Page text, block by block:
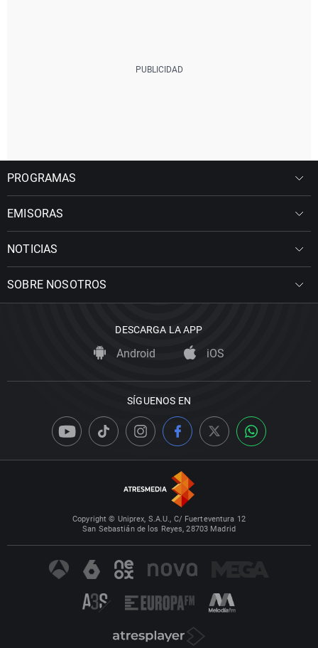
PROGRAMAS
EMISORAS
NOTICIAS
SOBRE NOSOTROS
DESCARGA LA APP
Android iOS
SÍGUENOS EN
Copyright © Uniprex, S.A.U., C/ Fuerteventura 12
San Sebastián de los Reyes, 28703 Madrid